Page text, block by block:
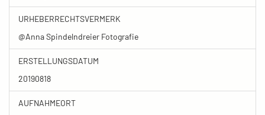
URHEBERRECHTSVERMERK
@Anna Spindelndreier Fotografie
ERSTELLUNGSDATUM
20190818
AUFNAHMEORT